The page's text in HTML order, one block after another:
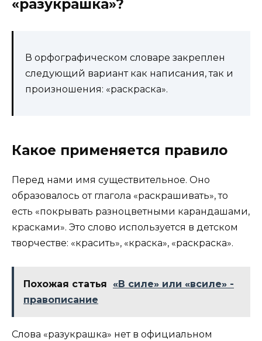
«разукрашка»?
В орфографическом словаре закреплен
следующий вариант как написания, так и
произношения: «раскраска».
Какое применяется правило
Перед нами имя существительное. Оно
образовалось от глагола «раскрашивать», то
есть «покрывать разноцветными карандашами,
красками». Это слово используется в детском
творчестве: «красить», «краска», «раскраска».
Похожая статья
«В силе» или «всиле» -
правописание
Слова «разукрашка» нет в официальном